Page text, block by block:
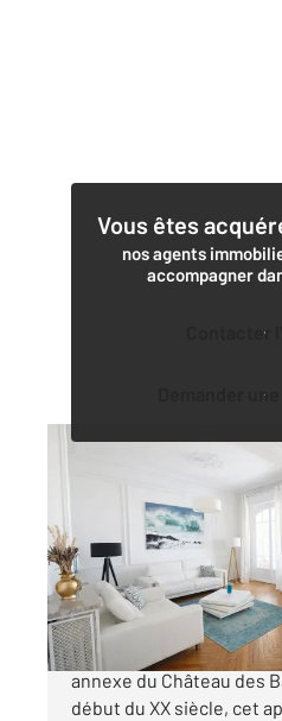
Vous êtes
nos agents
accompagner
Contacter
Demander
Appartement à
580 000
NICE - BAUMETTES :
annexe du Château des
début du XX siècle, cet